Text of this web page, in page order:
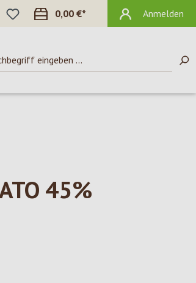
DU HAST 0 PRODUKTE AUF DEM
0,00 €* Anmelden
45%